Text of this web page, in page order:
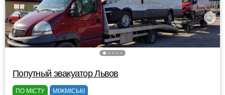
Попутный эвакуатор Львов
ПО МІСТУ МІЖМІСЬКІ